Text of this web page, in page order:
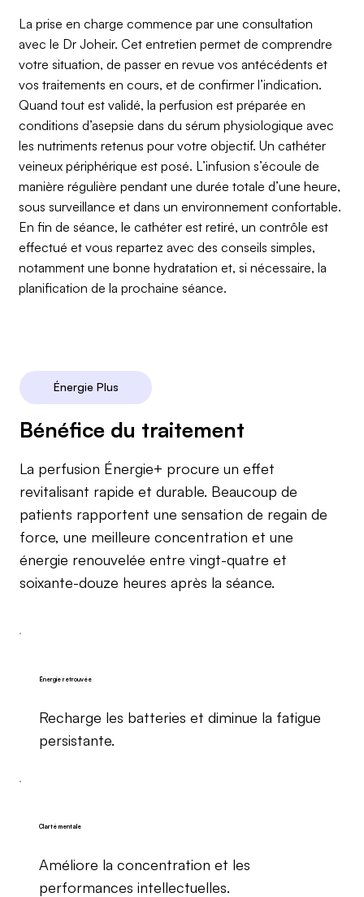
La prise en charge commence par une consultation
avec le Dr Joheir. Cet entretien permet de comprendre
votre situation, de passer en revue vos antécédents et
vos traitements en cours, et de confirmer l’indication.
Quand tout est validé, la perfusion est préparée en
conditions d’asepsie dans du sérum physiologique avec
les nutriments retenus pour votre objectif. Un cathéter
veineux périphérique est posé. L’infusion s’écoule de
manière régulière pendant une durée totale d’une heure,
sous surveillance et dans un environnement confortable.
En fin de séance, le cathéter est retiré, un contrôle est
effectué et vous repartez avec des conseils simples,
notamment une bonne hydratation et, si nécessaire, la
planification de la prochaine séance.
Énergie retrouvée
Recharge les batteries et diminue la fatigue
persistante.
Clarté mentale
Améliore la concentration et les
performances intellectuelles.
Énergie Plus
Bénéfice du traitement
La perfusion Énergie+ procure un effet
revitalisant rapide et durable. Beaucoup de
patients rapportent une sensation de regain de
force, une meilleure concentration et une
énergie renouvelée entre vingt-quatre et
soixante-douze heures après la séance.